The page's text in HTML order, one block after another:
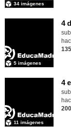
34 imágenes
4
5 imágenes
135
4
11 imágenes
200